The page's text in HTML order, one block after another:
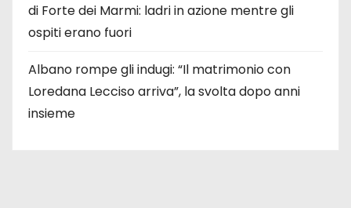
di Forte dei Marmi: ladri in azione mentre gli
ospiti erano fuori
Albano rompe gli indugi: “Il matrimonio con
Loredana Lecciso arriva”, la svolta dopo anni
insieme